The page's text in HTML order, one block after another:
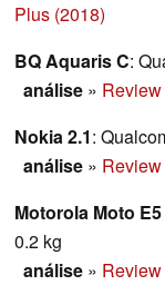
Plus (2018)
BQ Aquaris C:
análise »
Nokia 2.1:
análise »
Motorola Moto
0.2 kg
análise »